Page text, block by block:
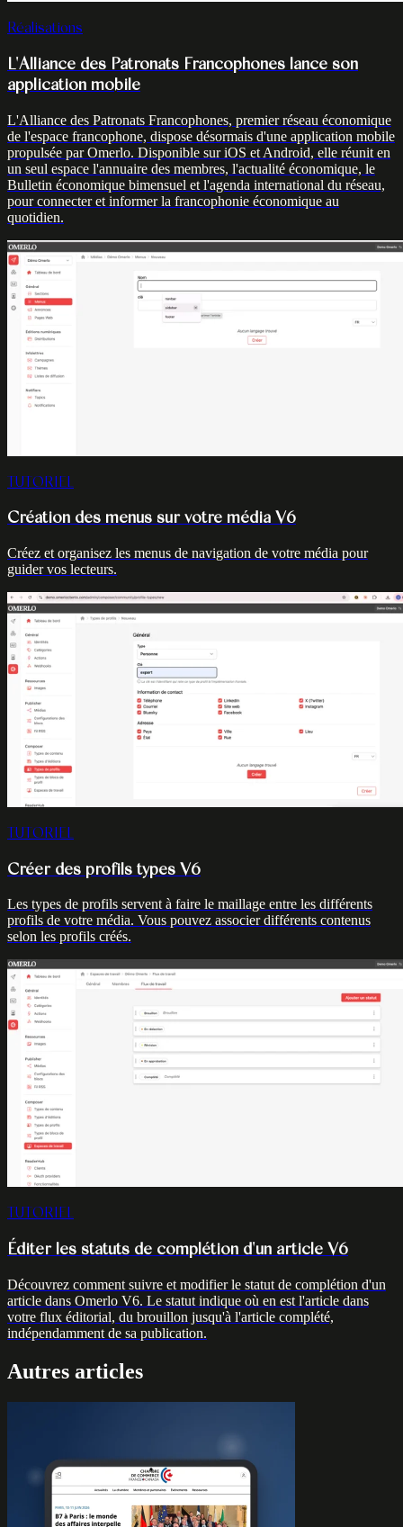
Réalisations
L'Alliance des Patronats Francophones lance son
application mobile
L'Alliance des Patronats Francophones, premier réseau économique
de l'espace francophone, dispose désormais d'une application mobile
propulsée par Omerlo. Disponible sur iOS et Android, elle réunit en
un seul espace l'annuaire des membres, l'actualité économique, le
Bulletin économique bimensuel et l'agenda international du réseau,
pour connecter et informer la francophonie économique au
quotidien.
TUTORIEL
Création des menus sur votre média V6
Créez et organisez les menus de navigation de votre média pour
guider vos lecteurs.
TUTORIEL
Créer des profils types V6
Les types de profils servent à faire le maillage entre les différents
profils de votre média. Vous pouvez associer différents contenus
selon les profils créés.
TUTORIEL
Éditer les statuts de complétion d'un article V6
Découvrez comment suivre et modifier le statut de complétion d'un
article dans Omerlo V6. Le statut indique où en est l'article dans
votre flux éditorial, du brouillon jusqu'à l'article complété,
indépendamment de sa publication.
Autres articles